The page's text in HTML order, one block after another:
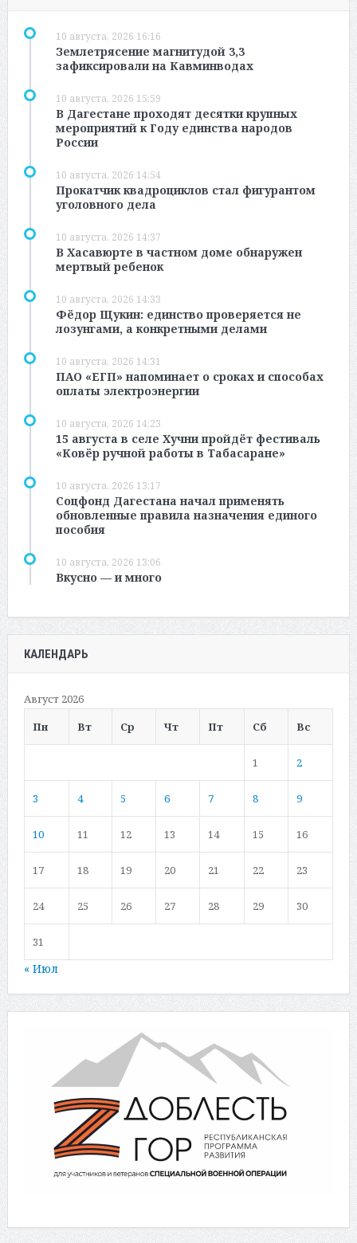
10 августа, 2026 16:16
Землетрясение магнитудой 3,3
зафиксировали на Кавминводах
10 августа, 2026 15:59
В Дагестане проходят десятки крупных
мероприятий к Году единства народов
России
10 августа, 2026 14:54
Прокатчик квадроциклов стал фигурантом
уголовного дела
10 августа, 2026 14:37
В Хасавюрте в частном доме обнаружен
мертвый ребенок
10 августа, 2026 14:33
Фёдор Щукин: единство проверяется не
лозунгами, а конкретными делами
10 августа, 2026 14:31
ПАО «ЕГП» напоминает о сроках и способах
оплаты электроэнергии
10 августа, 2026 14:23
15 августа в селе Хучни пройдёт фестиваль
«Ковёр ручной работы в Табасаране»
10 августа, 2026 13:17
Соцфонд Дагестана начал применять
обновленные правила назначения единого
пособия
10 августа, 2026 13:06
Вкусно — и много
КАЛЕНДАРЬ
Август 2026
Пн
Вт Ср Чт Пт Сб Вс
1 2
3 4 5 6 7 8 9
10 11 12 13 14 15 16
17 18 19 20 21 22 23
24 25 26 27 28 29 30
31
« Июл